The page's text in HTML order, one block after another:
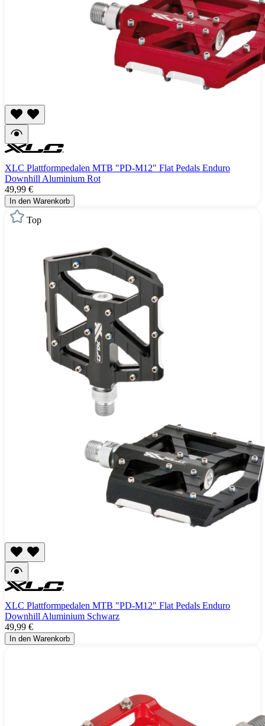
XLC Plattformpedalen MTB "PD-M12" Flat Pedals Enduro
Downhill Aluminium Rot
49,99 €
In den Warenkorb
Top
XLC Plattformpedalen MTB "PD-M12" Flat Pedals Enduro
Downhill Aluminium Schwarz
49,99 €
In den Warenkorb